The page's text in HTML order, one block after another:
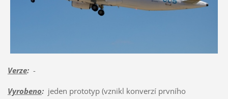
Verze:-
Vyrobeno:jeden prototyp (vznikl konverzí prvního